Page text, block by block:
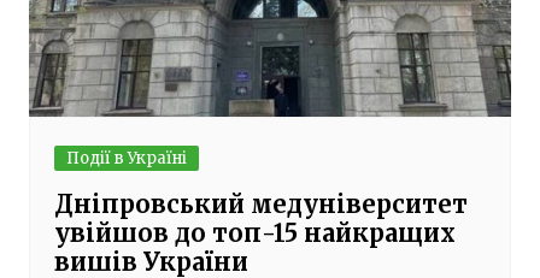
Події в Україні
Дніпровський медуніверситет
увійшов до топ-15 найкращих
вишів України